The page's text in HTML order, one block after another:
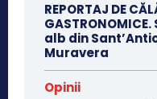
REPORTAJ DE
alb din
Muravera
Opinii